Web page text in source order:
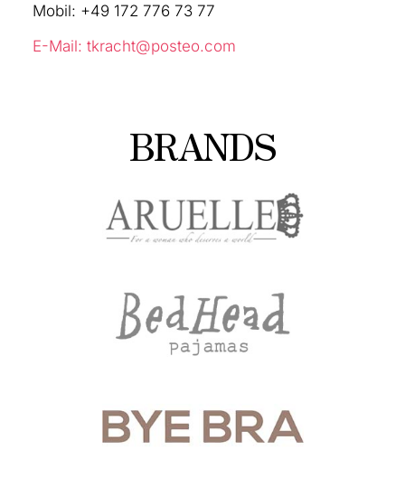
Mobil: +49 172 776 73 77
E-Mail: tkracht@posteo.com
BRANDS